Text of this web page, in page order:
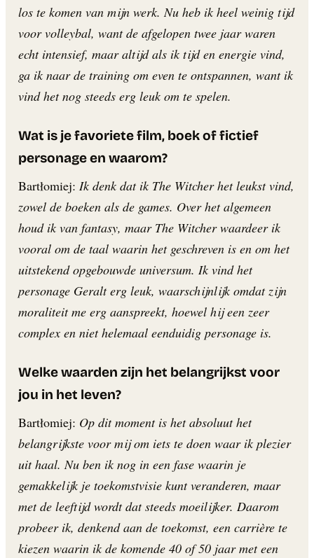
los te komen van mijn werk. Nu heb ik heel weinig tijd
voor volleybal, want de afgelopen twee jaar waren
echt intensief, maar altijd als ik tijd en energie vind,
ga ik naar de training om even te ontspannen, want ik
vind het nog steeds erg leuk om te spelen.
Wat is je favoriete film, boek of fictief
personage en waarom?
Bartłomiej: Ik denk dat ik The Witcher het leukst vind,
zowel de boeken als de games. Over het algemeen
houd ik van fantasy, maar The Witcher waardeer ik
vooral om de taal waarin het geschreven is en om het
uitstekend opgebouwde universum. Ik vind het
personage Geralt erg leuk, waarschijnlijk omdat zijn
moraliteit me erg aanspreekt, hoewel hij een zeer
complex en niet helemaal eenduidig personage is.
Welke waarden zijn het belangrijkst voor
jou in het leven?
Bartłomiej: Op dit moment is het absoluut het
belangrijkste voor mij om iets te doen waar ik plezier
uit haal. Nu ben ik nog in een fase waarin je
gemakkelijk je toekomstvisie kunt veranderen, maar
met de leeftijd wordt dat steeds moeilijker. Daarom
probeer ik, denkend aan de toekomst, een carrière te
kiezen waarin ik de komende 40 of 50 jaar met een